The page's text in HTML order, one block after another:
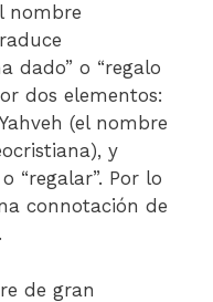
nombre
dado” o “regalo
dos elementos:
(el nombre
y
“regalar”. Por lo
connotación de
de gran